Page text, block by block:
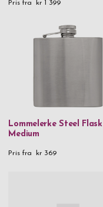
Pris fra kr 1 399
Lommelerke Steel Flask
Medium
Pris fra kr 369